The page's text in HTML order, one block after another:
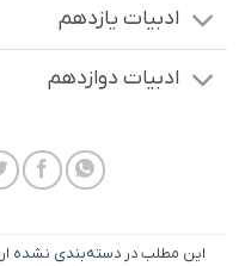
ادبیات یازدهم
ادبیات دوازدهم
این مطلب دردسته‌بندی نشده